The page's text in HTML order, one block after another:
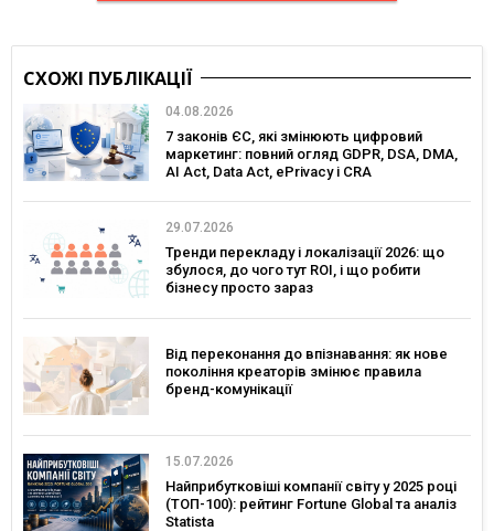
СХОЖІ ПУБЛІКАЦІЇ
04.08.2026
7 законів ЄС, які змінюють цифровий
маркетинг: повний огляд GDPR, DSA, DMA,
AI Act, Data Act, ePrivacy і CRA
29.07.2026
Тренди перекладу і локалізації 2026: що
збулося, до чого тут ROI, і що робити
бізнесу просто зараз
Від переконання до впізнавання: як нове
покоління креаторів змінює правила
бренд-комунікації
15.07.2026
Найприбутковіші компанії світу у 2025 році
(ТОП-100): рейтинг Fortune Global та аналіз
Statista